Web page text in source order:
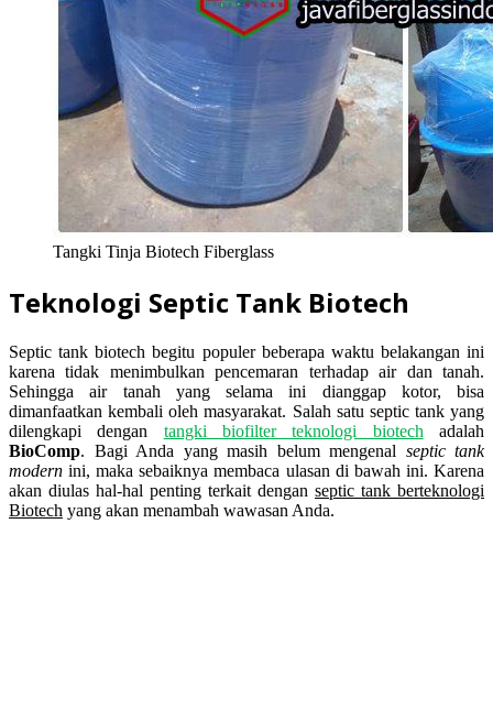
Tangki Tinja Biotech Fiberglass
Teknologi Septic Tank Biotech
Septic tank biotech begitu populer beberapa waktu belakangan ini
karena tidak menimbulkan pencemaran terhadap air dan tanah.
Sehingga air tanah yang selama ini dianggap kotor, bisa
dimanfaatkan kembali oleh masyarakat. Salah satu septic tank yang
dilengkapi dengan tangki biofilter teknologi biotech adalah
BioComp. Bagi Anda yang masih belum mengenal septic tank
modern ini, maka sebaiknya membaca ulasan di bawah ini. Karena
akan diulas hal-hal penting terkait dengan septic tank berteknologi
Biotech yang akan menambah wawasan Anda.